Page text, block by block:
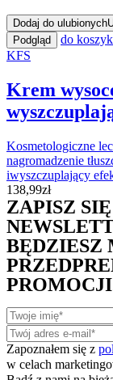
Dodaj do ulubionych
Podgląd
do
KFS
Krem
Kosmetologiczne
nagromadzenie
iwyszczuplający
138,99zł
ZAPISZ
BĘDZIESZ
Zapoznałem się z
w celach